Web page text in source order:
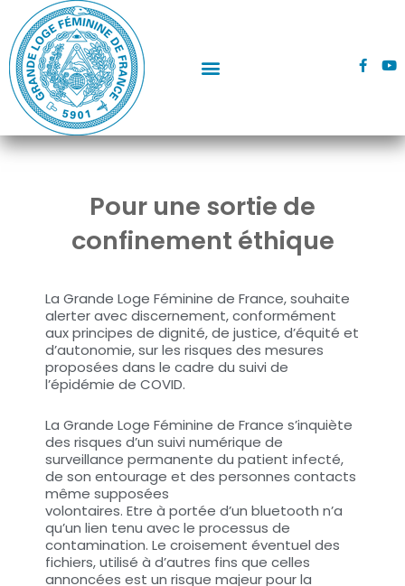
contenu
F
a
o
o
k
Y
b
e
Pour une sortie de
confinement éthique
La Grande Loge Féminine de France, souhaite
alerter avec discernement, conformément
aux principes de dignité, de justice, d’équité et
d’autonomie, sur les risques des mesures
proposées dans le cadre du suivi de
l’épidémie de COVID.
La Grande Loge Féminine de France s’inquiète
des risques d’un suivi numérique de
surveillance permanente du patient infecté,
de son entourage et des personnes contacts
même supposées
volontaires. Etre à portée d’un bluetooth n’a
qu’un lien tenu avec le processus de
contamination. Le croisement éventuel des
fichiers, utilisé à d’autres fins que celles
annoncées est un risque majeur pour la